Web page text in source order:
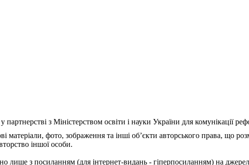
у партнерстві з Міністерством освіти і науки України для комунікації
матеріали, фото, зображення та інші об’єкти авторського права, що
іншої особи.
лише з посиланням (для інтернет-видань - гіперпосиланням) на